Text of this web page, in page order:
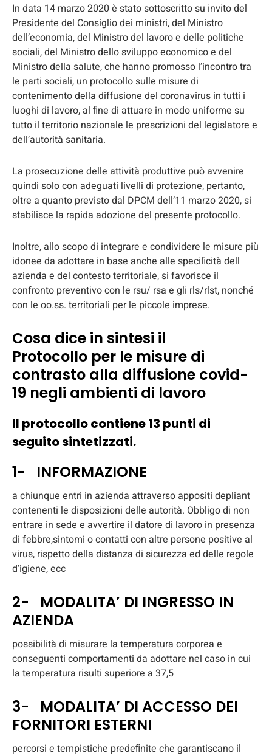
In data 14 marzo 2020 è stato sottoscritto su invito del
Presidente del Consiglio dei ministri, del Ministro
dell’economia, del Ministro del lavoro e delle politiche
sociali, del Ministro dello sviluppo economico e del
Ministro della salute, che hanno promosso l’incontro tra
le parti sociali, un protocollo sulle misure di
contenimento della diffusione del coronavirus in tutti i
luoghi di lavoro, al ﬁne di attuare in modo uniforme su
tutto il territorio nazionale le prescrizioni del legislatore e
dell’autorità sanitaria.
La prosecuzione delle attività produttive può avvenire
quindi solo con adeguati livelli di protezione, pertanto,
oltre a quanto previsto dal DPCM dell’11 marzo 2020, si
stabilisce la rapida adozione del presente protocollo.
Inoltre, allo scopo di integrare e condividere le misure più
idonee da adottare in base anche alle speciﬁcità dell
azienda e del contesto territoriale, si favorisce il
confronto preventivo con le rsu/ rsa e gli rls/rlst, nonché
con le oo.ss. territoriali per le piccole imprese.
Cosa dice in sintesi il
Protocollo per le misure di
contrasto alla diffusione covid-
19 negli ambienti di lavoro
Il protocollo contiene 13 punti di
seguito sintetizzati.
1- INFORMAZIONE
a chiunque entri in azienda attraverso appositi depliant
contenenti le disposizioni delle autorità. Obbligo di non
entrare in sede e avvertire il datore di lavoro in presenza
di febbre,sintomi o contatti con altre persone positive al
virus, rispetto della distanza di sicurezza ed delle regole
d’igiene, ecc
2- MODALITA’ DI INGRESSO IN
AZIENDA
possibilità di misurare la temperatura corporea e
conseguenti comportamenti da adottare nel caso in cui
la temperatura risulti superiore a 37,5
3- MODALITA’ DI ACCESSO DEI
FORNITORI ESTERNI
percorsi e tempistiche predeﬁnite che garantiscano il